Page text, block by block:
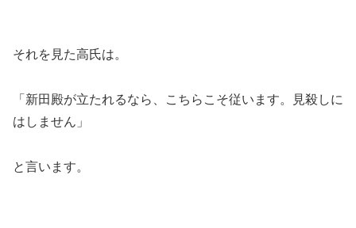
それを見た高氏は。
「新田殿が立たれるなら、こちらこそ従います。見殺しに
はしません」
と言います。